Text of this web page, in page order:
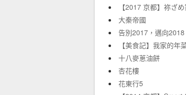
【2017 京都】祢ざ
大秦帝國
告別2017，邁向2018
【美食記】我家的年
十八麥蔥油餅
杏花樓
花東行5